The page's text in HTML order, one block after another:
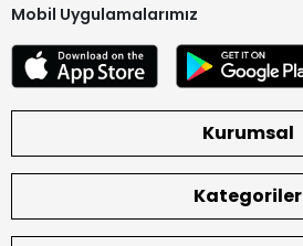
Mobil Uygulamalarımız
Kurumsal
Kategoriler